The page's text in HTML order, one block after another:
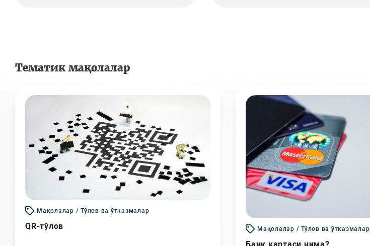
Тематик мақолалар
Мақолалар / Тўлов ва ўтказмалар
QR-тўлов Мақолалар / Тўлов ва ўтказмалар
Банк картаси нима?